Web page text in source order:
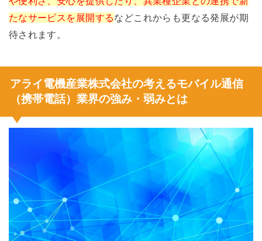
たなサービスを展開するなどこれからも更なる発展が期
待されます。
アライ電機産業株式会社の考えるモバイル通信
（携帯電話）業界の強み・弱みとは